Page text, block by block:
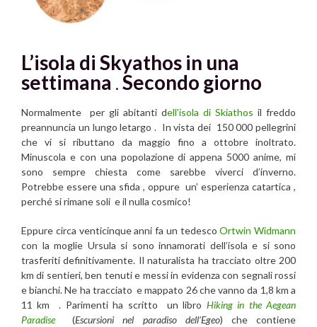
L’isola di Skyathos in una
settimana .Secondo giorno
Normalmente per gli abitanti dell’isola di Skiathos il freddo
preannuncia un lungo letargo . In vista dei 150 000 pellegrini
che vi si ributtano da maggio fino a ottobre inoltrato.
Minuscola e con una popolazione di appena 5000 anime, mi
sono sempre chiesta come sarebbe viverci d’inverno.
Potrebbe essere una sfida , oppure un’ esperienza catartica ,
perché si rimane soli e il nulla cosmico!
Eppure circa venticinque anni fa un tedescoOrtwin Widmann
con la moglie Ursula si sono innamorati dell’isola e si sono
trasferiti definitivamente. Il naturalista ha tracciato oltre 200
km di sentieri, ben tenuti e messi in evidenza con segnali rossi
e bianchi. Ne ha tracciato e mappato 26 che vanno da 1,8 km a
11 km . Parimenti ha scritto un libro Hiking in the Aegean
Paradise
(Escursioni nel paradiso dell’Egeo) che contiene